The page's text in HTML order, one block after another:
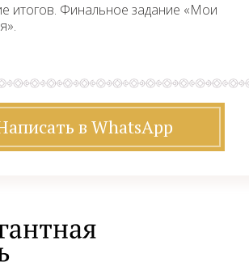
итогов. Финальное задание «Мои
в WhatsApp